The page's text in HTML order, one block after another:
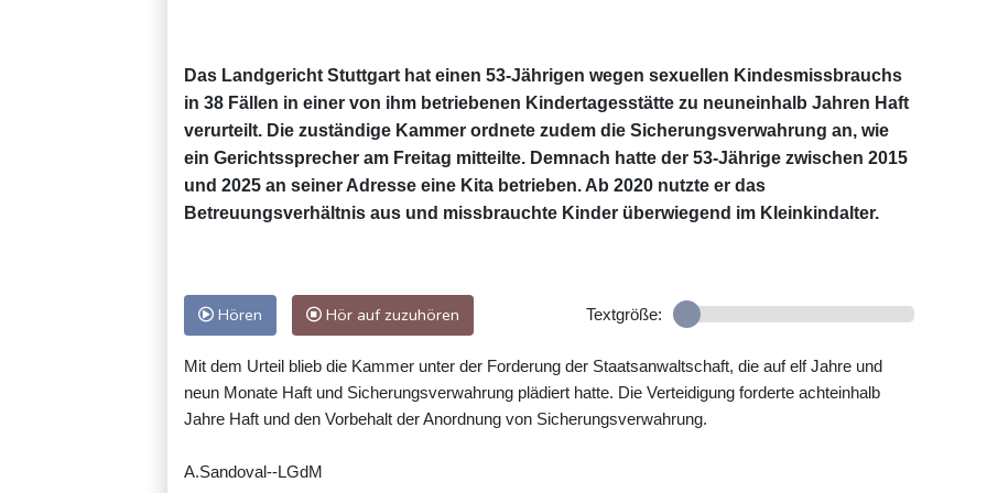
Das Landgericht Stuttgart hat einen 53-Jährigen wegen sexuellen Kindesmissbrauchs
in 38 Fällen in einer von ihm betriebenen Kindertagesstätte zu neuneinhalb Jahren Haft
verurteilt. Die zuständige Kammer ordnete zudem die Sicherungsverwahrung an, wie
ein Gerichtssprecher am Freitag mitteilte. Demnach hatte der 53-Jährige zwischen 2015
und 2025 an seiner Adresse eine Kita betrieben. Ab 2020 nutzte er das
Betreuungsverhältnis aus und missbrauchte Kinder überwiegend im Kleinkindalter.
Hören Hör auf zuzuhören Textgröße:
Mit dem Urteil blieb die Kammer unter der Forderung der Staatsanwaltschaft, die auf elf Jahre und
neun Monate Haft und Sicherungsverwahrung plädiert hatte. Die Verteidigung forderte achteinhalb
Jahre Haft und den Vorbehalt der Anordnung von Sicherungsverwahrung.
A.Sandoval--LGdM